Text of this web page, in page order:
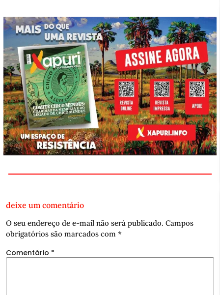
deixe um comentário
O seu endereço de e-mail não será publicado. Campos
obrigatórios são marcados com *
Comentário *